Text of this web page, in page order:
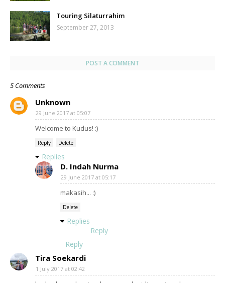
Touring Silaturrahim
September 27, 2013
POST A COMMENT
5 Comments
Unknown
29 June 2017 at 05:07
Welcome to Kudus! :)
Reply Delete
Replies
D. Indah Nurma
29 June 2017 at 05:17
makasih... :)
Delete
Replies
Reply
Reply
Tira Soekardi
1 July 2017 at 02:42